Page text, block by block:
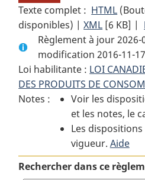
Texte complet : HTML Texte
:
sur
le
des
de
disponibles) |XML Texte
complet
:
sur
le
potentiel
des
(produits
[6 KB] |
Règlement à jour
modification 2016-11-17
Loi habilitante : LOI
DES PRODUITS DE
Notes :
Voir les
et les notes, le
Les
vigueur. Aide
Rechercher dans ce